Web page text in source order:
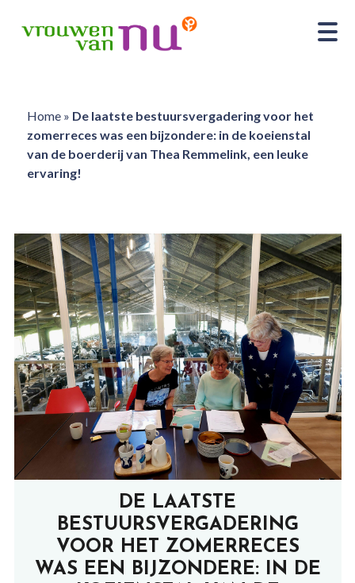
Home» De laatste bestuursvergadering voor het
zomerreces was een bijzondere: in de koeienstal
van de boerderij van Thea Remmelink, een leuke
ervaring!
DE LAATSTE
BESTUURSVERGADERING
VOOR HET ZOMERRECES
WAS EEN BIJZONDERE: IN DE